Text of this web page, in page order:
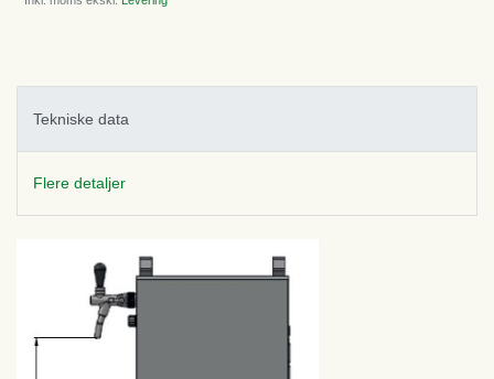
Tekniske data
Flere detaljer